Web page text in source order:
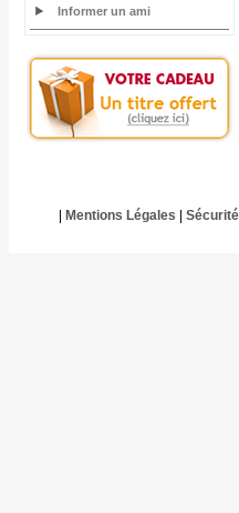
Informer un ami
Mentions Légales